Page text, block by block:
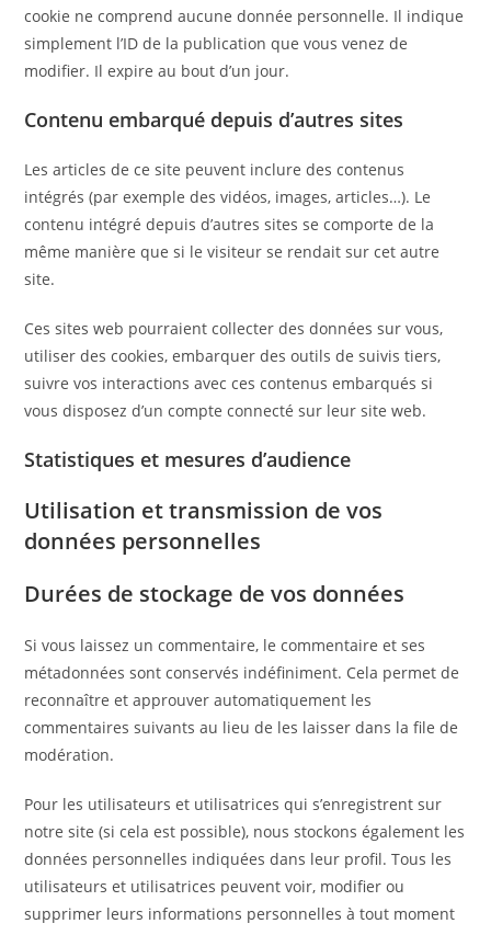
cookie ne comprend aucune donnée personnelle. Il indique
simplement l’ID de la publication que vous venez de
modifier. Il expire au bout d’un jour.
Contenu embarqué depuis d’autres sites
Les articles de ce site peuvent inclure des contenus
intégrés (par exemple des vidéos, images, articles…). Le
contenu intégré depuis d’autres sites se comporte de la
même manière que si le visiteur se rendait sur cet autre
site.
Ces sites web pourraient collecter des données sur vous,
utiliser des cookies, embarquer des outils de suivis tiers,
suivre vos interactions avec ces contenus embarqués si
vous disposez d’un compte connecté sur leur site web.
Statistiques et mesures d’audience
Utilisation et transmission de vos
données personnelles
Durées de stockage de vos données
Si vous laissez un commentaire, le commentaire et ses
métadonnées sont conservés indéfiniment. Cela permet de
reconnaître et approuver automatiquement les
commentaires suivants au lieu de les laisser dans la file de
modération.
Pour les utilisateurs et utilisatrices qui s’enregistrent sur
notre site (si cela est possible), nous stockons également les
données personnelles indiquées dans leur profil. Tous les
utilisateurs et utilisatrices peuvent voir, modifier ou
supprimer leurs informations personnelles à tout moment